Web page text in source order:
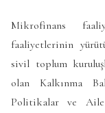
Mikrofinans
faaliyetlerinin
sivil toplum
olan Kalkınma
Politikalar ve Aile